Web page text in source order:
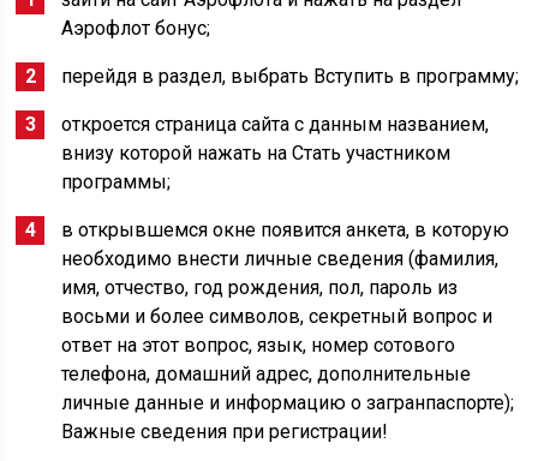
Аэрофлот бонус;
перейдя в раздел, выбрать Вступить в программу;
откроется страница сайта с данным названием,
внизу которой нажать на Стать участником
программы;
в открывшемся окне появится анкета, в которую
необходимо внести личные сведения (фамилия,
имя, отчество, год рождения, пол, пароль из
восьми и более символов, секретный вопрос и
ответ на этот вопрос, язык, номер сотового
телефона, домашний адрес, дополнительные
личные данные и информацию о загранпаспорте);
Важные сведения при регистрации!